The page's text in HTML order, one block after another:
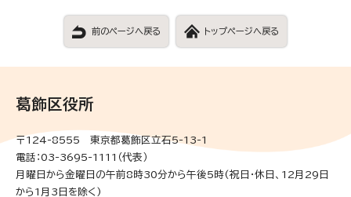
前のページへ戻る トップページへ戻る
葛飾区役所
〒124-8555 東京都葛飾区立石5-13-1
電話：03-3695-1111（代表）
月曜日から金曜日の午前8時30分から午後5時(祝日・休日、12月29日
から1月3日を除く)